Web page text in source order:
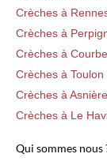
Crèches à
Crèches à
Crèches à
Crèches à Toulon
Crèches à
Crèches à Le
Qui sommes nous